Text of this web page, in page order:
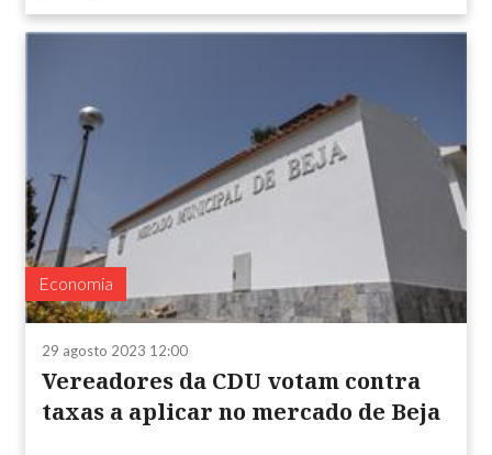
Economia
29 agosto 2023 12:00
Vereadores da CDU votam contra
taxas a aplicar no mercado de Beja